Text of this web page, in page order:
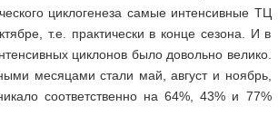
циклогенеза самые интенсивные ТЦ
т.е. практически в конце сезона. И в
циклонов было довольно велико.
месяцами стали май, август и ноябрь,
соответственно на 64%, 43% и 77%